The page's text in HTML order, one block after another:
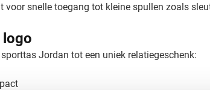
snelle toegang tot kleine spullen zoals
Jordan tot een uniek relatiegeschenk: